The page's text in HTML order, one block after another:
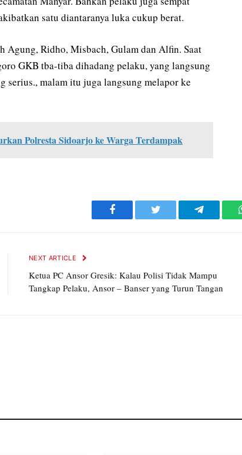
satu diantaranya luka cukup berat.
Agung, Ridho, Misbach, Gulam dan Alfin. Saat
GKB tba-tiba dihadang pelaku, yang langsung
serius., malam itu juga langsung melapor ke
Polresta Sidoarjo ke Warga Terdampak
Facebook Twitter Telegram
NEXT ARTICLE
Ketua PC Ansor Gresik: Kalau Polisi Tidak Mampu
Tangkap Pelaku, Ansor – Banser yang Turun Tangan